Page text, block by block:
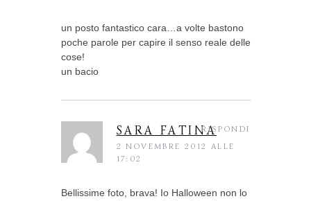
un posto fantastico cara…a volte bastono
poche parole per capire il senso reale delle
cose!
un bacio
SARA FATINA
2 NOVEMBRE 2012 ALLE
17:02
Bellissime foto, brava! Io Halloween non lo
RISPONDI